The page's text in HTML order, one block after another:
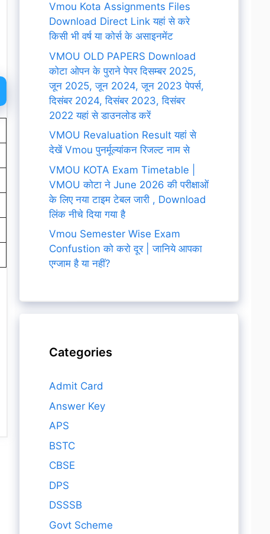
Vmou Kota Assignments Files
Download Direct Link यहां से करे
किसी भी वर्ष या कोर्स के असाइनमेंट
VMOU OLD PAPERS Download
कोटा ओपन के पुराने पेपर दिसम्बर 2025,
जून 2025, जून 2024, जून 2023 पेपर्स,
दिसंबर 2024, दिसंबर 2023, दिसंबर
2022 यहां से डाउनलोड करें
VMOU Revaluation Result यहां से
देखें Vmou पुनर्मूल्यांकन रिजल्ट नाम से
VMOU KOTA Exam Timetable |
VMOU कोटा ने June 2026 की परीक्षाओं
के लिए नया टाइम टेबल जारी , Download
लिंक नीचे दिया गया है
Vmou Semester Wise Exam
Confustion को करो दूर | जानिये आपका
एग्जाम है या नहीं?
Categories
Admit Card
Answer Key
APS
BSTC
CBSE
DPS
DSSSB
Govt Scheme